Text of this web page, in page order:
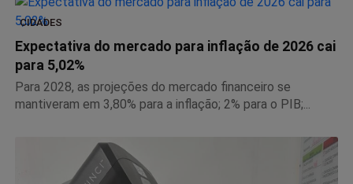
CIDADES
Expectativa do mercado para inflação de 2026 cai
para 5,02%
Para 2028, as projeções do mercado financeiro se
mantiveram em 3,80% para a inflação; 2% para o PIB;...